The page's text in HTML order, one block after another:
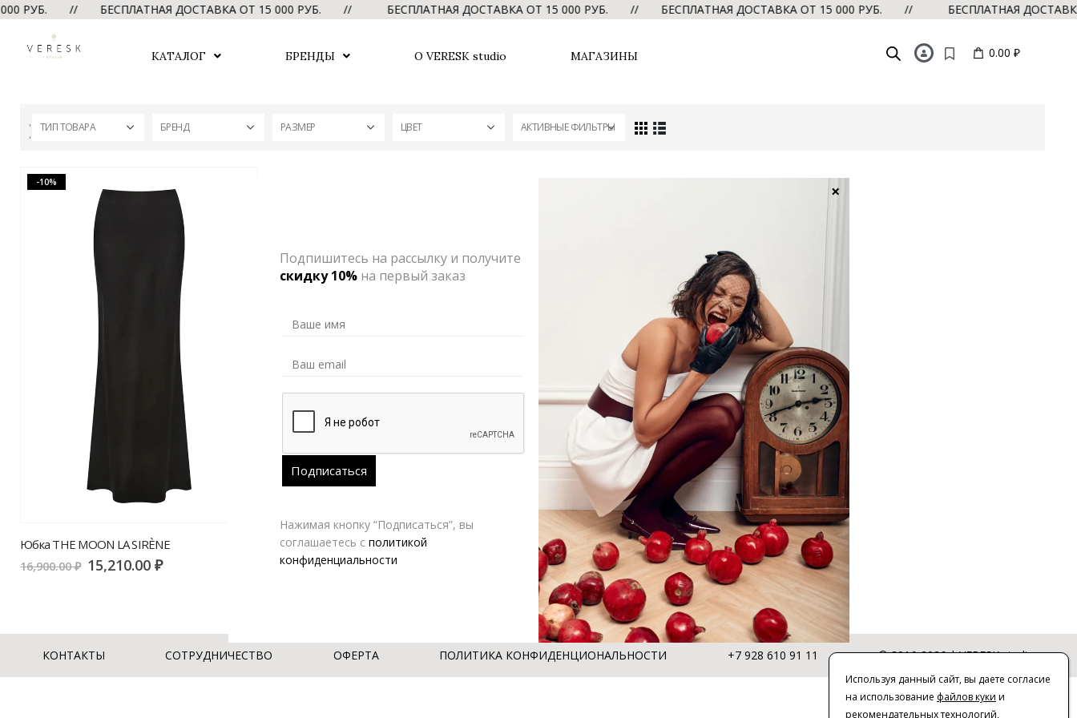
РУБ. // БЕСПЛАТНАЯ ДОСТАВКА ОТ 15 000 РУБ. // БЕСПЛАТНАЯ ДОСТАВКА ОТ 15 000 РУБ. // БЕСПЛАТНАЯ ДОСТАВКА ОТ 15 000 РУБ. // БЕСПЛАТНАЯ
КАТАЛОГ БРЕНДЫ О VERESK studio МАГАЗИНЫ 0.00 ₽
ТИП ТОВАРА БРЕНД РАЗМЕР ЦВЕТ АКТИВНЫЕ ФИЛЬТРЫ
-10%
Юбка THE MOON LA SIRÈNE
16,900.00₽ 15,210.00₽
КОНТАКТЫ СОТРУДНИЧЕСТВО ОФЕРТА ПОЛИТИКА КОНФИДЕНЦИОНАЛЬНОСТИ +7 928 610 91 11 © 2016-2026 | VERESK studio
Используя данный сайт, вы даете согласие
на использование файлов куки и
рекомендательных технологий,
Подпишитесь на рассылку и получите
скидку 10%на первый заказ
Нажимая кнопку “Подписаться”, вы
соглашаетесь с политикой
конфиденциальности
×